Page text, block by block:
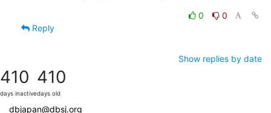
0
0
Reply
Show replies by date
410
days inactive
410
days old
dbjapan@dbsj.org